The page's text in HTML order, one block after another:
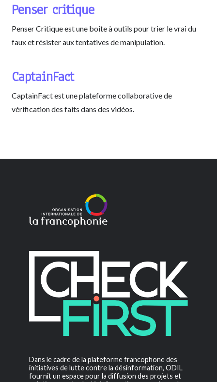
Penser critique
Penser Critique est une boîte à outils pour trier le vrai du
faux et résister aux tentatives de manipulation.
CaptainFact
CaptainFact est une plateforme collaborative de
vérification des faits dans des vidéos.
Dans le cadre de la plateforme francophone des
initiatives de lutte contre la désinformation, ODIL
fournit un espace pour la diffusion des projets et